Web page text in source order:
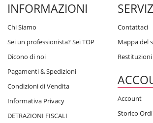
INFORMAZIONI
Chi Siamo
Sei un professionista? Sei TOP
Dicono di noi
Pagamenti & Spedizioni
Condizioni di Vendita
Informativa Privacy
DETRAZIONI FISCALI
Contattaci
Mappa del
Restituzioni
Account
Storico